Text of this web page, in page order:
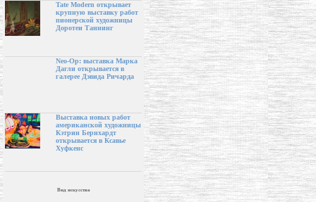
Tate Modern открывает
крупную выставку работ
пионерской художницы
Доротеи Таннинг
Neo-Op: выставка Марка
Дагли открывается в
галерее Дэвида Ричарда
Выставка новых работ
американской художницы
Кэтрин Бернхардт
открывается в Ксавье
Хуфкенс
Вид искусства